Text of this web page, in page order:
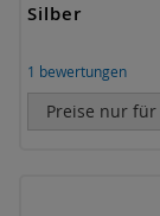
Silber
1 bewertungen
Preise nur